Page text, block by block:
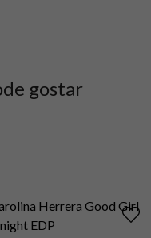
gostar